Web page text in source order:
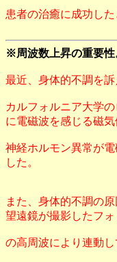
患者の治癒に成功した
※周波数上昇の重要性
最近、身体的不調を訴
カルフォルニア大学
に電磁波を感じる磁気
神経ホルモン異常が
した。
また、身体的不調の
望遠鏡が撮影したフォ
の高周波により連動し